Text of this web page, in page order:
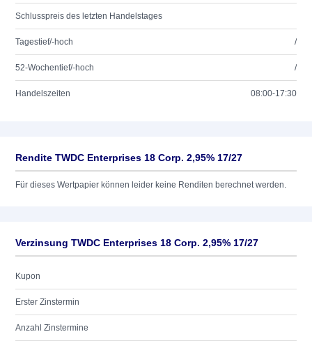
Schlusspreis des letzten Handelstages
Tagestief/-hoch /
52-Wochentief/-hoch /
Handelszeiten 08:00-17:30
Rendite TWDC Enterprises 18 Corp. 2,95% 17/27
Für dieses Wertpapier können leider keine Renditen berechnet werden.
Verzinsung TWDC Enterprises 18 Corp. 2,95% 17/27
Kupon
Erster Zinstermin
Anzahl Zinstermine